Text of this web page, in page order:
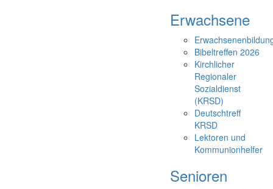
Erwachsene
Bibeltreffen 2026
Kirchlicher
Regionaler
Sozialdienst
(KRSD)
Deutschtreff
KRSD
Lektoren und
Kommunionhelfer
Senioren